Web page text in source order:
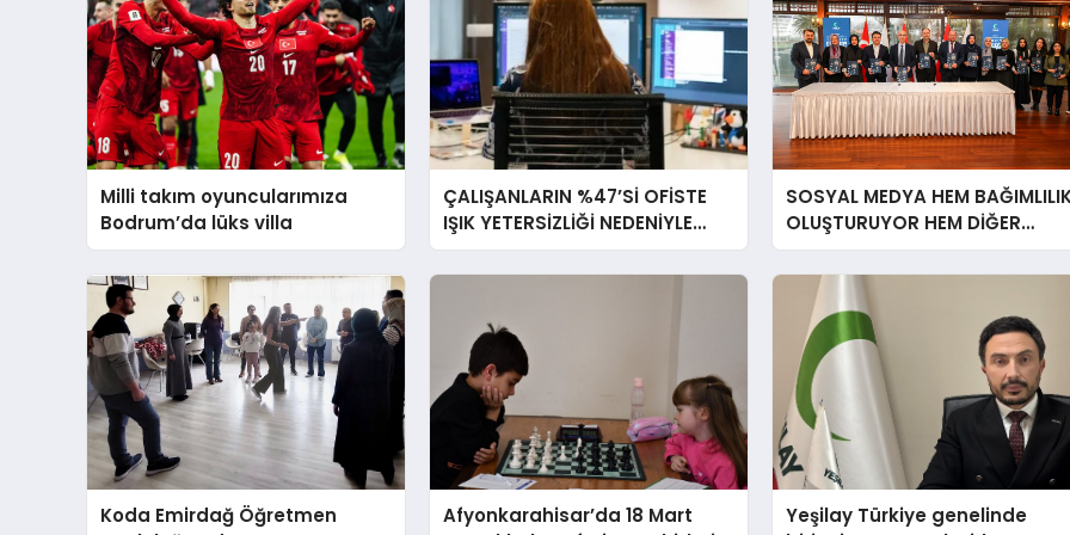
Milli takım oyuncularımıza
Bodrum’da lüks villa
ÇALIŞANLARIN %47’Sİ OFİSTE
IŞIK YETERSİZLİĞİ NEDENİYLE
YORGUN HİSSEDİYOR
SOSYAL MEDYA HEM
OLUŞTURUYOR HEM DİĞER
BAĞIMLILIKLARA ZEMİN
HAZIRLIYOR”
Koda Emirdağ Öğretmen
Afyonkarahisar’da 18 Mart
Yeşilay Türkiye genelinde